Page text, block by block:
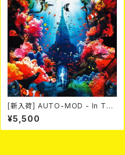
[新入荷] AUTO-MOD - In The
Wake Of KING AUTO-MOD
（CD+DVD/初回限定盤）
¥5,500